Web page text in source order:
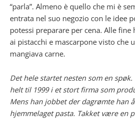
“parla”. Almeno è quello che mi è
entrata nel suo negozio con le idee
potessi preparare per cena. Alle fine
ai pistacchi e mascarpone visto che
mangiava carne.
Det hele startet nesten som en
helt til 1999 i et stort firma som
Mens han jobbet der dagrømte han
hjemmelaget pasta. Takket være en